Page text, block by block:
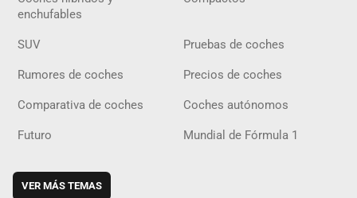
enchufables
SUV Pruebas de coches
Rumores de coches Precios de coches
Comparativa de coches Coches autónomos
Futuro Mundial de Fórmula 1
VER MÁS TEMAS